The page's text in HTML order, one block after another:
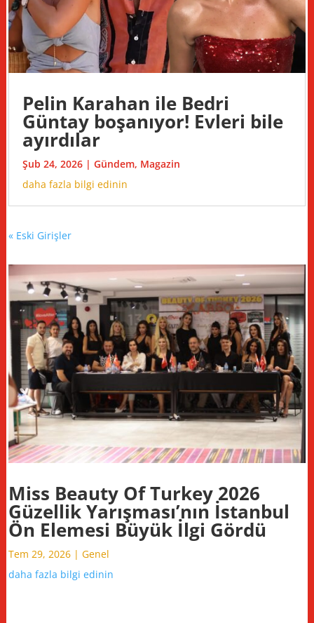
Pelin Karahan ile Bedri
Güntay boşanıyor! Evleri bile
ayırdılar
Şub 24, 2026 | Gündem, Magazin
daha fazla bilgi edinin
« Eski Girişler
Miss Beauty Of Turkey 2026
Güzellik Yarışması’nın İstanbul
Ön Elemesi Büyük İlgi Gördü
Tem 29, 2026 | Genel
daha fazla bilgi edinin